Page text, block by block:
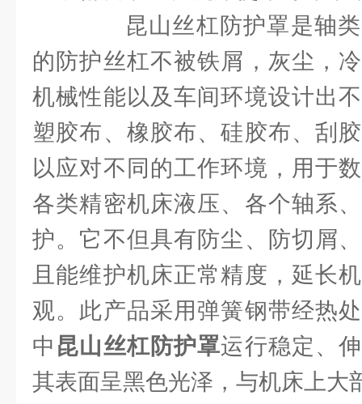
昆山丝杠防护罩是轴类
的防护丝杠不被铁屑，灰尘，
机械性能以及车间环境设计出
塑胶布、橡胶布、硅胶布、刮
以应对不同的工作环境，用于
各类精密机床液压、各个轴系
护。它不但具有防尘、防切屑
且能维护机床正常精度，延长
观。此产品采用弹簧钢带经热
中 昆山丝杠防护罩运行稳定、
其表面呈黑色光泽，与机床上大